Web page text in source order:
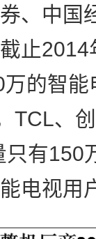
、中国
止
的智
TCL、
只有150
电视用